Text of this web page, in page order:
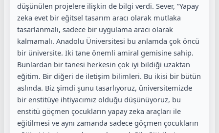
düşünülen projelere ilişkin de bilgi verdi. Sever, “Yapay
zeka evet bir eğitsel tasarım aracı olarak mutlaka
tasarlanmalı, sadece bir uygulama aracı olarak
kalmamalı. Anadolu Üniversitesi bu anlamda çok öncü
bir üniversite. İki tane önemli amiral gemisine sahip.
Bunlardan bir tanesi herkesin çok iyi bildiği uzaktan
eğitim. Bir diğeri de iletişim bilimleri. Bu ikisi bir bütün
aslında. Biz şimdi şunu tasarlıyoruz, üniversitemizde
bir enstitüye ihtiyacımız olduğu düşünüyoruz, bu
enstitü göçmen çocukların yapay zeka araçları ile
eğitilmesi ve aynı zamanda sadece göçmen çocukların